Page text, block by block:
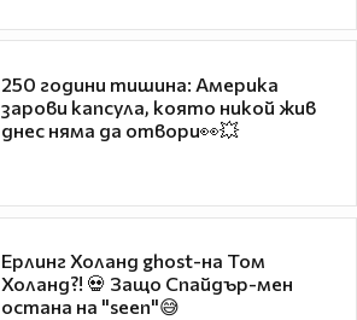
250 години тишина: Америка
зарови капсула, която никой жив
днес няма да отвори👀💥
Ерлинг Холанд ghost-на Том
Холанд?! 💀 Защо Спайдър-мен
остана на "seen"😅